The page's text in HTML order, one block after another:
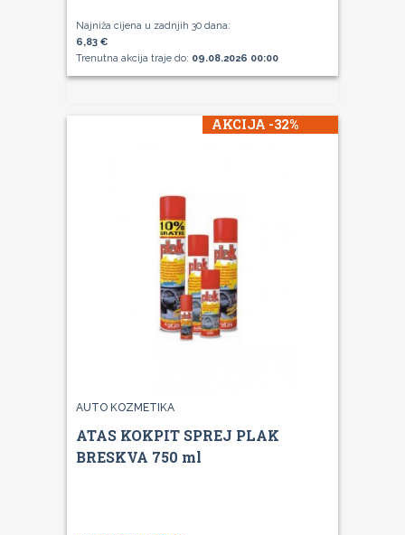
Najniža cijena u zadnjih 30 dana:
6,83 €
Trenutna akcija traje do: 09.08.2026 00:00
AKCIJA -32%
AUTO KOZMETIKA
ATAS KOKPIT SPREJ PLAK
BRESKVA 750 ml